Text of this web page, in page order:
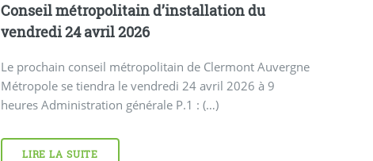
Conseil métropolitain d’installation du
vendredi 24 avril 2026
Le prochain conseil métropolitain de Clermont Auvergne
Métropole se tiendra le vendredi 24 avril 2026 à 9
heures Administration générale P.1 : (…)
LIRE LA SUITE